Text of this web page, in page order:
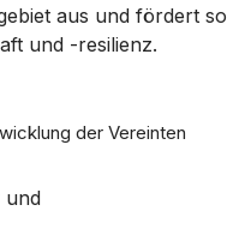
aus und fördert so
und -resilienz.
der Vereinten